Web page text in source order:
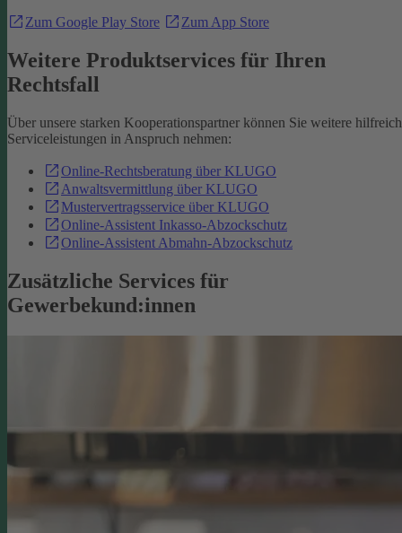
Zum Google Play Store Zum App Store
Weitere Produktservices für Ihren
Rechtsfall
Über unsere starken Kooperationspartner können Sie weitere
Serviceleistungen in Anspruch nehmen:
Online-Rechtsberatung über KLUGO
Anwaltsvermittlung über KLUGO
Mustervertragsservice über KLUGO
Online-Assistent Inkasso-Abzockschutz
Online-Assistent Abmahn-Abzockschutz
Zusätzliche Services für
Gewerbekund:innen